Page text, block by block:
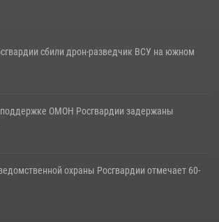
сбили дрон-разведчик ВСУ на южном
ОМОН Росгвардии задержаны
охраны Росгвардии отмечает 60-